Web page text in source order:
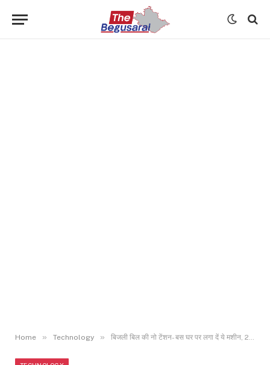
Home » Technology » बिजली बिल की नो टेंशन- बस घर पर लगा दें ये मशीन, 24 घंटे Free में बनेगी बिजली…